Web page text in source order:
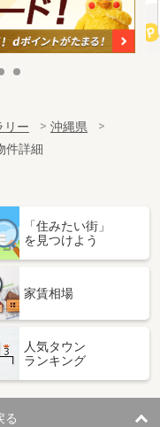
リー
沖縄県
件詳細
「住みたい街」
を見つけよう
家賃相場
人気タウン
ランキング
る